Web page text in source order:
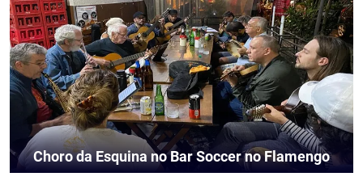
Choro da Esquina no Bar Soccer no Flamengo